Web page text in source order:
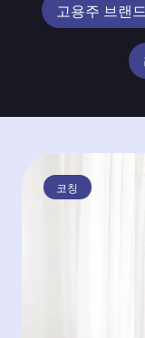
고용주 브랜드
코칭